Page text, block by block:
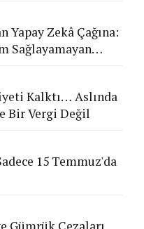
Yapay Zekâ Çağına:
Sağlayamayan
Kalktı… Aslında
Bir Vergi Değil
15 Temmuz'da